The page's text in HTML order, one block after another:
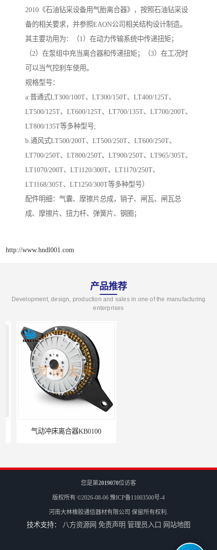
2010《石油钻采设备用气胎离合器》，按照石油钻采设
备的相关要求，并参照EAON公司相关结构设计制造。
其主要功用为：（1）在动力传输系统中传递扭矩；
（2）在泵组中充当离合器和传递扭矩；（3）在工况时
可以当气控刹车使用。
规格型号：
a:普通式LT300/100T、LT300/150T、LT400/125T、
LT500/125T、LT600/125T、LT700/135T、LT700/200T、
LT800/135T等多种型号;
b.通风式LT500/200T、LT500/250T、LT600/250T、
LT700/250T、LT800/250T、LT900/250T、LT965/305T、
LT1070/200T、LT1120/300T、LT1170/250T、
LT1168/305T、LT1250/300T等多种型号）
配件明细：气囊、摩擦片总成，销子、闸瓦、闸瓦总
成、摩擦片、扭力杆、弹簧片、钢圈；
http://www.hndl001.com
产品推荐
Development, design, production and sales in one of the manufacturing
enterprises
气动冲床离合器KB0100
您是第2019070位访客
版权所有 ©2026-08-06 豫ICP备11003500号-4
河南大林橡胶通信器材有限公司 保留所有权利.
技术支持： 八方资源网 免责声明 管理员入口 网站地图